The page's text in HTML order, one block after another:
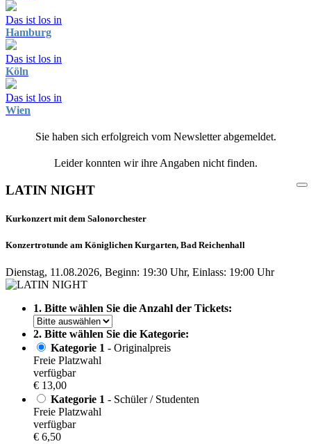
Das ist los in
Hamburg
Das ist los in
Köln
Das ist los in
Wien
Sie haben sich erfolgreich vom Newsletter abgemeldet.
Leider konnten wir ihre Angaben nicht finden.
LATIN NIGHT
Kurkonzert mit dem Salonorchester
Konzertrotunde am Königlichen Kurgarten, Bad Reichenhall
Dienstag, 11.08.2026, Beginn: 19:30 Uhr, Einlass: 19:00 Uhr
1. Bitte wählen Sie die Anzahl der Tickets:
2. Bitte wählen Sie die Kategorie:
Kategorie 1 - Originalpreis
Freie Platzwahl
verfügbar
€ 13,00
Kategorie 1 - Schüler / Studenten
Freie Platzwahl
verfügbar
€ 6,50